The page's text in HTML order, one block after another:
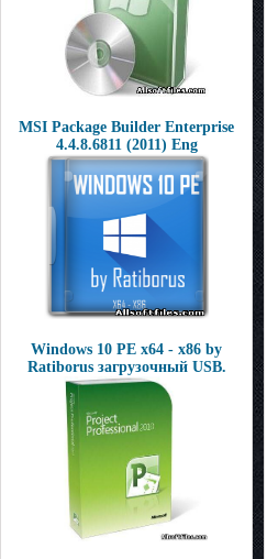
MSI Package Builder Enterprise
4.4.8.6811 (2011) Eng
Windows 10 PE x64 - x86 by
Ratiborus загрузочный USB.